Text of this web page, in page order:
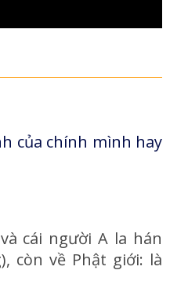
của chính mình hay
cái người A la hán
còn về Phật giới: là